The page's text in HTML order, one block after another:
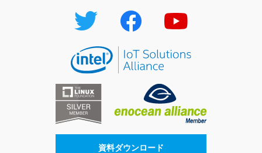
資料ダウンロード